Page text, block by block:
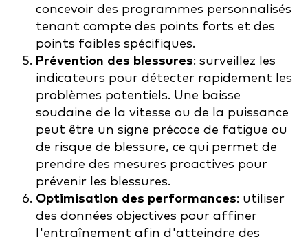
concevoir des programmes personnalisés
tenant compte des points forts et des
points faibles spécifiques.
Prévention des blessures: surveillez les
indicateurs pour détecter rapidement les
problèmes potentiels. Une baisse
soudaine de la vitesse ou de la puissance
peut être un signe précoce de fatigue ou
de risque de blessure, ce qui permet de
prendre des mesures proactives pour
prévenir les blessures.
Optimisation des performances: utiliser
des données objectives pour affiner
l'entraînement afin d'atteindre des